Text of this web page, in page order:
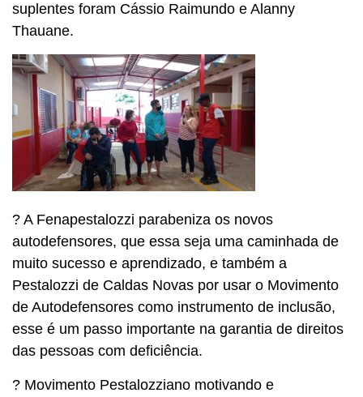
suplentes foram Cássio Raimundo e Alanny
Thauane.
? A Fenapestalozzi parabeniza os novos
autodefensores, que essa seja uma caminhada de
muito sucesso e aprendizado, e também a
Pestalozzi de Caldas Novas por usar o Movimento
de Autodefensores como instrumento de inclusão,
esse é um passo importante na garantia de direitos
das pessoas com deficiência.
? Movimento Pestalozziano motivando e